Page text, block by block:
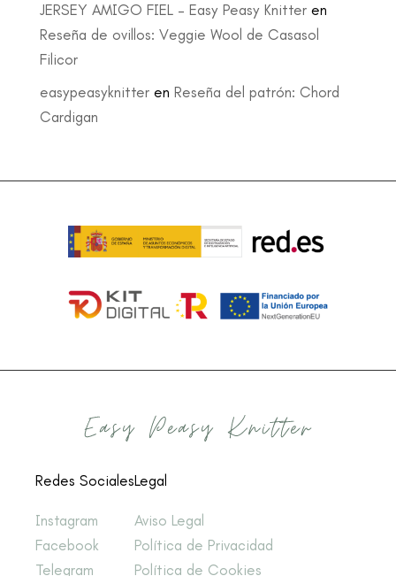
JERSEY AMIGO FIEL – Easy Peasy Knitteren
Reseña de ovillos: Veggie Wool de Casasol
Filicor
easypeasyknitteren Reseña del patrón: Chord
Cardigan
Redes Sociales
Instagram
Facebook
Telegram
Legal
Aviso Legal
Política de Privacidad
Política de Cookies